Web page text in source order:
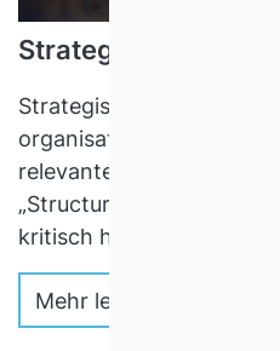
Strategischer
Strategische
organisatorische
relevanten
„Structure follows
kritisch hinterfragt
Mehr lesen